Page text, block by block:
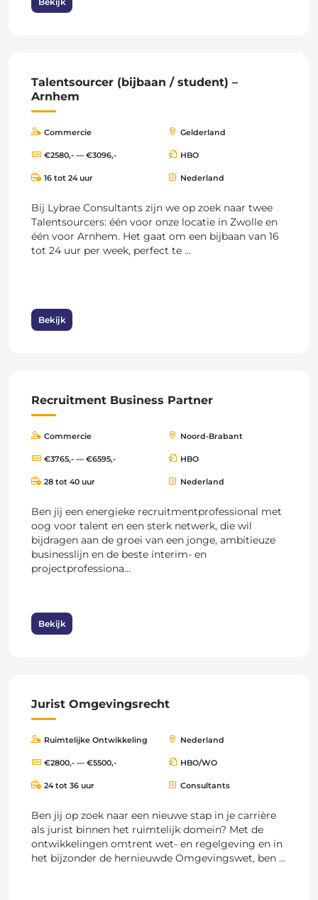
Talentsourcer (bijbaan / student) –
Arnhem
Commercie Gelderland
€2580,- — €3096,- HBO
16 tot 24 uur Nederland
Bij Lybrae Consultants zijn we op zoek naar twee
Talentsourcers: één voor onze locatie in Zwolle en
één voor Arnhem. Het gaat om een bijbaan van 16
tot 24 uur per week, perfect te ...
Bekijk
Recruitment Business Partner
Commercie Noord-Brabant
€3765,- — €6595,- HBO
28 tot 40 uur Nederland
Ben jij een energieke recruitmentprofessional met
oog voor talent en een sterk netwerk, die wil
bijdragen aan de groei van een jonge, ambitieuze
businesslijn en de beste interim- en
projectprofessiona...
Bekijk
Jurist Omgevingsrecht
Ruimtelijke Ontwikkeling Nederland
€2800,- — €5500,- HBO/WO
24 tot 36 uur Consultants
Ben jij op zoek naar een nieuwe stap in je carrière
als jurist binnen het ruimtelijk domein? Met de
ontwikkelingen omtrent wet- en regelgeving en in
het bijzonder de hernieuwde Omgevingswet, ben ...